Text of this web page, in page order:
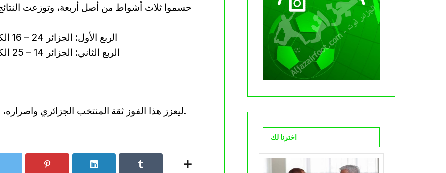
حسموا ثلاث أشواط من أصل أربعة، وتوزعت
الربع الأول: الجزائر 24 – 16 الكويت
الربع الثاني: الجزائر 14 – 25 الكويت
ليعزز هذا الفوز ثقة المنتخب الجزائري واصراره، مؤكدا جاهزيته للمباريات الحاسمة المقبلة.
اخترنا لك